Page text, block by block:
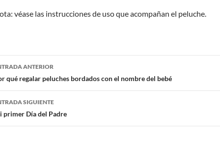
véase las instrucciones de uso que acompañan el peluche.
ANTERIOR
qué regalar peluches bordados con el nombre del bebé
SIGUIENTE
primer Día del Padre